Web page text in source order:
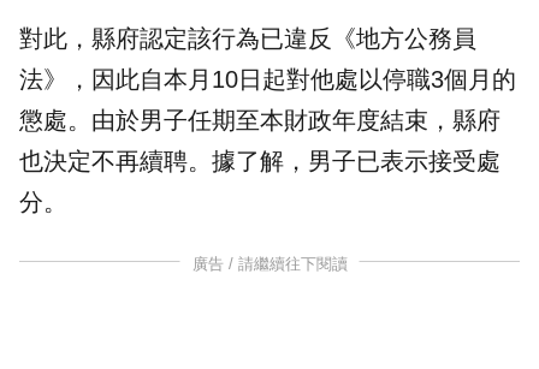
對此，縣府認定該行為已違反《地方公務員
法》，因此自本月10日起對他處以停職3個月的
懲處。由於男子任期至本財政年度結束，縣府
也決定不再續聘。據了解，男子已表示接受處
分。
廣告 / 請繼續往下閱讀